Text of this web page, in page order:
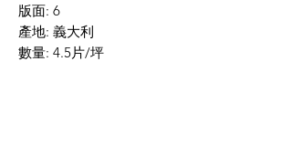
版面: 6
產地: 義大利
數量: 4.5片/坪